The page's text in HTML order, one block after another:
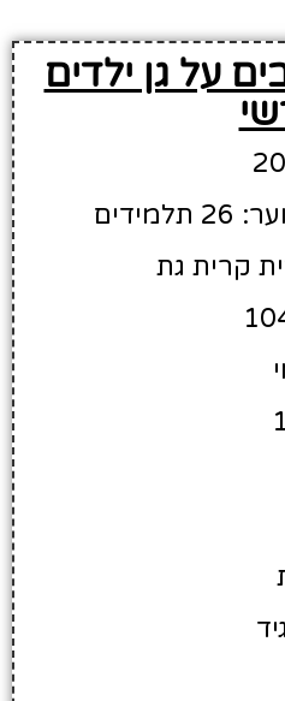
על גן ילדים
קרית גת